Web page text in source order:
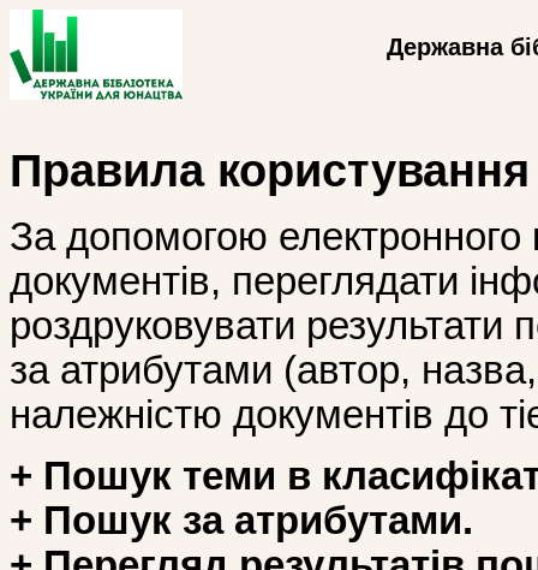
Державна
Правила
За допомогою
документів, переглядати
роздруковувати
за атрибутами (автор, назва,
належністю документів до
+ Пошук теми в
+ Пошук за атрибутами.